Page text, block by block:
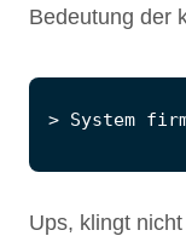
Bedeutung der
Ups, klingt